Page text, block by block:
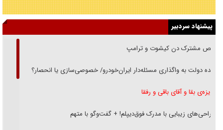
پیشنهاد سردبیر
رقص مشترک دن کیشوت و ترامپ
دنده دولت به واگذاری مسئله‌دار ایران‌خودرو/ خصوصی‌سازی یا انحصار؟
غریزه‌ی بقا و آقای باقی و رفقا
جراحی‌های زیبایی با مدرک فوق‌دیپلم! + گفت‌وگو با متهم